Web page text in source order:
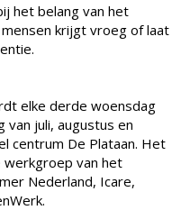
het belang van het
krijgt vroeg of laat
elke derde woensdag
van juli, augustus en
centrum De Plataan. Het
werkgroep van het
Nederland, Icare,